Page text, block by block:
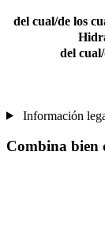
del cual/de los
del
Información
Combina bien